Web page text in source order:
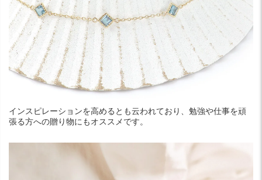
インスピレーションを高めるとも云われており、勉強や仕事を頑
張る方への贈り物にもオススメです。